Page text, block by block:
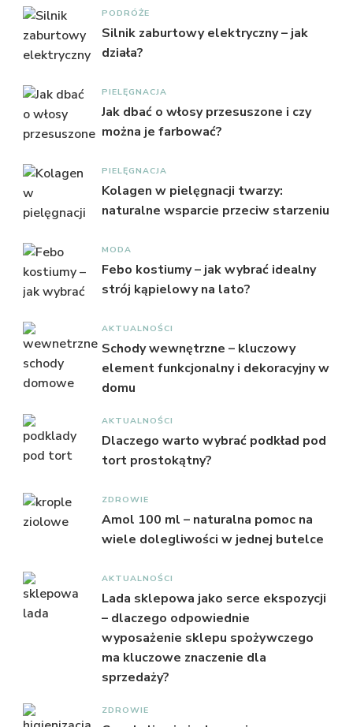
PODRÓŻE
Silnik zaburtowy elektryczny – jak
działa?
PIELĘGNACJA
Jak dbać o włosy przesuszone i czy
można je farbować?
PIELĘGNACJA
Kolagen w pielęgnacji twarzy:
naturalne wsparcie przeciw starzeniu
MODA
Febo kostiumy – jak wybrać idealny
strój kąpielowy na lato?
AKTUALNOŚCI
Schody wewnętrzne – kluczowy
element funkcjonalny i dekoracyjny w
domu
AKTUALNOŚCI
Dlaczego warto wybrać podkład pod
tort prostokątny?
ZDROWIE
Amol 100 ml – naturalna pomoc na
wiele dolegliwości w jednej butelce
AKTUALNOŚCI
Lada sklepowa jako serce ekspozycji
– dlaczego odpowiednie
wyposażenie sklepu spożywczego
ma kluczowe znaczenie dla
sprzedaży?
ZDROWIE